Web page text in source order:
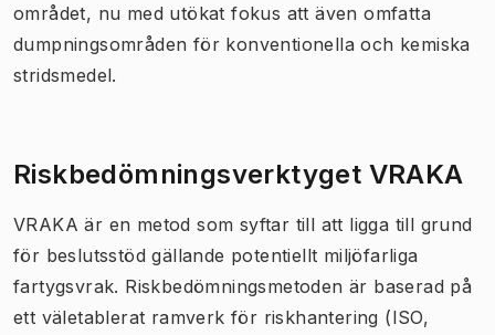
området, nu med utökat fokus att även omfatta
dumpningsområden ​för konventionella och kemiska
stridsmedel. ​
Riskbedömningsverktyget VRAKA
VRAKA är en metod som syftar till att ligga till grund
för beslutsstöd gällande potentiellt miljöfarliga
fartygsvrak. Riskbedömningsmetoden är baserad på
ett väletablerat ramverk för riskhantering (ISO,